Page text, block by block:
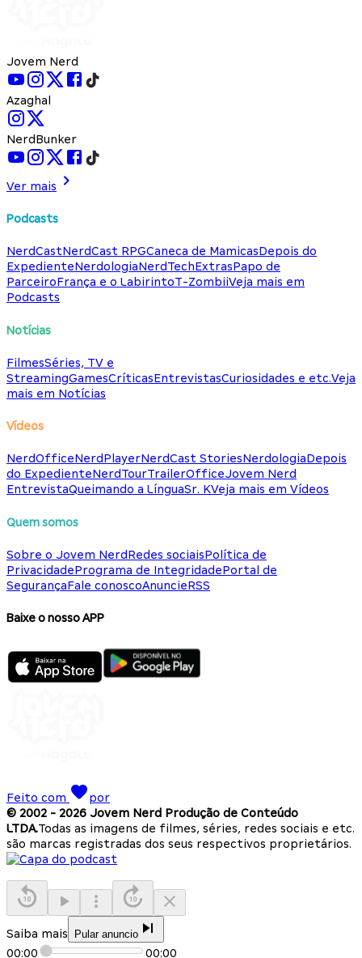
Jovem Nerd
Azaghal
NerdBunker
Ver mais
Podcasts
NerdCastNerdCast RPGCaneca de MamicasDepois do
ExpedienteNerdologiaNerdTechExtrasPapo de
ParceiroFrança e o LabirintoT-ZombiiVeja mais em
Podcasts
Notícias
FilmesSéries, TV e
StreamingGamesCríticasEntrevistasCuriosidades e etc.Veja
mais em Notícias
Vídeos
NerdOfficeNerdPlayerNerdCast StoriesNerdologiaDepois
do ExpedienteNerdTourTrailerOfficeJovem Nerd
EntrevistaQueimando a LínguaSr. KVeja mais em Vídeos
Quem somos
Sobre o Jovem NerdRedes sociaisPolítica de
PrivacidadePrograma de IntegridadePortal de
SegurançaFale conoscoAnuncieRSS
Baixe o nosso APP
Feito com
por
© 2002 - 2026 Jovem Nerd Produção de Conteúdo
LTDA.Todas as imagens de filmes, séries, redes sociais e etc.
são marcas registradas dos seus respectivos proprietários.
Saiba mais Pular anuncio
00:00 00:00